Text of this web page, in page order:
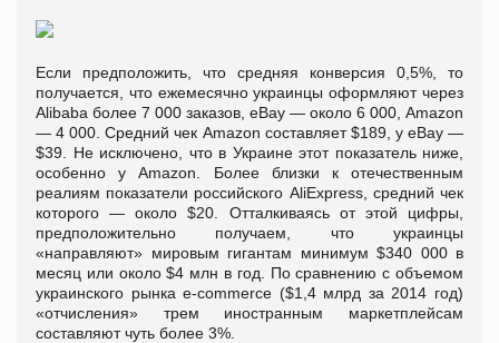
Если предположить, что средняя конверсия 0,5%, то
получается, что ежемесячно украинцы оформляют через
Alibaba более 7 000 заказов, eBay — около 6 000, Аmazon
— 4 000. Средний чек Amazon составляет $189, у eBay —
$39. Не исключено, что в Украине этот показатель ниже,
особенно у Amazon. Более близки к отечественным
реалиям показатели российского AliExpress, средний чек
которого — около $20. Отталкиваясь от этой цифры,
предположительно получаем, что украинцы
«направляют» мировым гигантам минимум $340 000 в
месяц или около $4 млн в год. По сравнению с объемом
украинского рынка e‑commerce ($1,4 млрд за 2014 год)
«отчисления» трем иностранным маркетплейсам
составляют чуть более 3%.